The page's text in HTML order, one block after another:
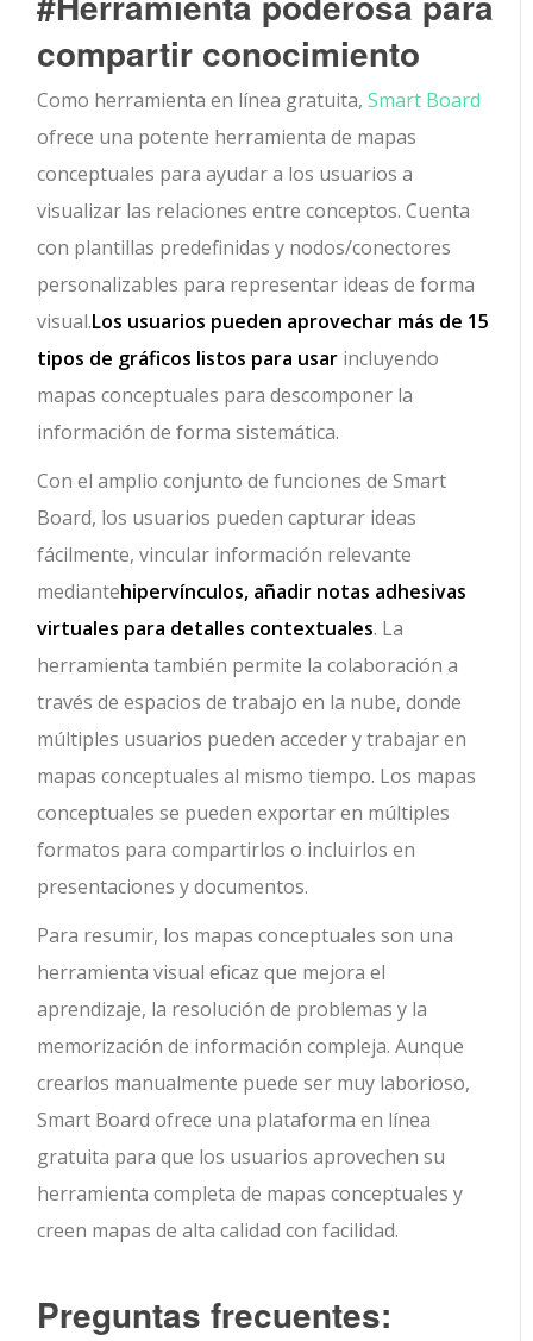
compartir conocimiento
Como herramienta en línea gratuita,Smart Board
ofrece una potente herramienta de mapas
conceptuales para ayudar a los usuarios a
visualizar las relaciones entre conceptos. Cuenta
con plantillas predefinidas y nodos/conectores
personalizables para representar ideas de forma
visual.Los usuarios pueden aprovechar más de 15
tipos de gráficos listos para usar incluyendo
mapas conceptuales para descomponer la
información de forma sistemática.
Con el amplio conjunto de funciones de Smart
Board, los usuarios pueden capturar ideas
fácilmente, vincular información relevante
mediantehipervínculos, añadir notas adhesivas
virtuales para detalles contextuales. La
herramienta también permite la colaboración a
través de espacios de trabajo en la nube, donde
múltiples usuarios pueden acceder y trabajar en
mapas conceptuales al mismo tiempo. Los mapas
conceptuales se pueden exportar en múltiples
formatos para compartirlos o incluirlos en
presentaciones y documentos.
Para resumir, los mapas conceptuales son una
herramienta visual eficaz que mejora el
aprendizaje, la resolución de problemas y la
memorización de información compleja. Aunque
crearlos manualmente puede ser muy laborioso,
Smart Board ofrece una plataforma en línea
gratuita para que los usuarios aprovechen su
herramienta completa de mapas conceptuales y
creen mapas de alta calidad con facilidad.
Preguntas frecuentes: